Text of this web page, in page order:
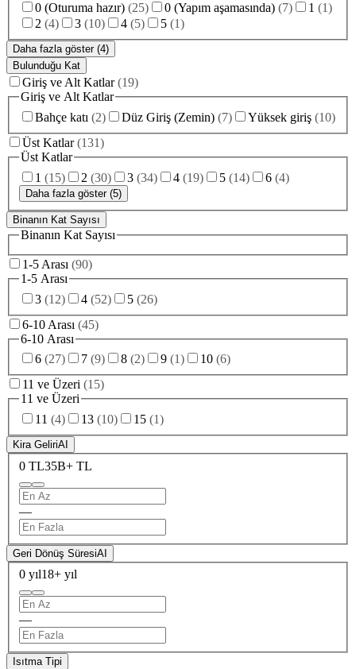
0 (Oturuma hazır) (25) 0 (Yapım aşamasında) (7) 1 (1)
2 (4) 3 (10) 4 (5) 5 (1)
Daha fazla göster (4)
Bulunduğu Kat
Giriş ve Alt Katlar (19)
Giriş ve Alt Katlar
Bahçe katı (2) Düz Giriş (Zemin) (7) Yüksek giriş (10)
Üst Katlar (131)
Üst Katlar
1 (15) 2 (30) 3 (34) 4 (19) 5 (14) 6 (4)
Daha fazla göster (5)
Binanın Kat Sayısı
Binanın Kat Sayısı
1-5 Arası (90)
1-5 Arası
3 (12) 4 (52) 5 (26)
6-10 Arası (45)
6-10 Arası
6 (27) 7 (9) 8 (2) 9 (1) 10 (6)
11 ve Üzeri (15)
11 ve Üzeri
11 (4) 13 (10) 15 (1)
Kira GeliriAI
0 TL35B+ TL
—
Geri Dönüş SüresiAI
0 yıl18+ yıl
—
Isıtma Tipi